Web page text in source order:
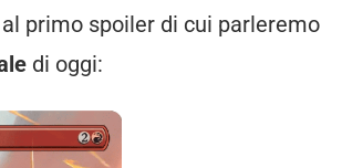
primo spoiler di cui parleremo
di oggi: